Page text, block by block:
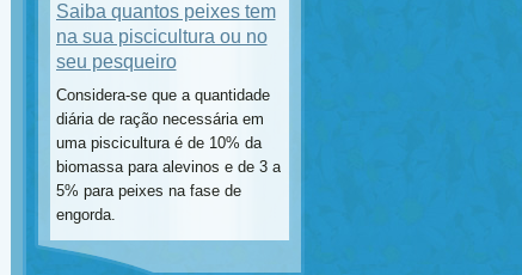
Saiba quantos peixes tem
na sua piscicultura ou no
seu pesqueiro
Considera-se que a quantidade
diária de ração necessária em
uma piscicultura é de 10% da
biomassa para alevinos e de 3 a
5% para peixes na fase de
engorda.